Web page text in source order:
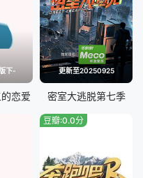
下-
恋爱
更新至20250925
密室大逃脱第七季
豆瓣:0.0分